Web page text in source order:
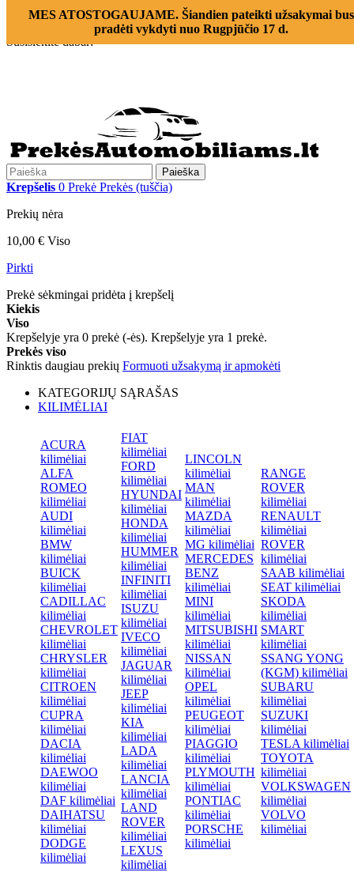
MES ATOSTOGAUJAME. Šiandien pateikti užsakymai bus
pradėti vykdyti nuo Rugpjūčio 17 d.
Prisijungti
Susisiekite su mumis
Susisiekite dabar:+370 655 12221
Paieška
Krepšelis 0 Prekė Prekės (tuščia)
Prekių nėra
10,00 € Viso
Pirkti
Prekė sėkmingai pridėta į krepšelį
Kiekis
Viso
Krepšelyje yra 0 prekė (-ės). Krepšelyje yra 1 prekė.
Prekės viso
Rinktis daugiau prekių Formuoti užsakymą ir apmokėti
KATEGORIJŲ SĄRAŠAS
KILIMĖLIAI
ACURA
kilimėliai
ALFA
ROMEO
kilimėliai
AUDI
kilimėliai
BMW
kilimėliai
BUICK
kilimėliai
CADILLAC
kilimėliai
CHEVROLET
kilimėliai
CHRYSLER
kilimėliai
CITROEN
kilimėliai
CUPRA
kilimėliai
DACIA
kilimėliai
DAEWOO
kilimėliai
DAF kilimėliai
DAIHATSU
kilimėliai
DODGE
kilimėliai
FIAT
kilimėliai
FORD
kilimėliai
HYUNDAI
kilimėliai
HONDA
kilimėliai
HUMMER
kilimėliai
INFINITI
kilimėliai
ISUZU
kilimėliai
IVECO
kilimėliai
JAGUAR
kilimėliai
JEEP
kilimėliai
KIA
kilimėliai
LADA
kilimėliai
LANCIA
kilimėliai
LAND
ROVER
kilimėliai
LEXUS
kilimėliai
LINCOLN
kilimėliai
MAN
kilimėliai
MAZDA
kilimėliai
MG kilimėliai
MERCEDES
BENZ
kilimėliai
MINI
kilimėliai
MITSUBISHI
kilimėliai
NISSAN
kilimėliai
OPEL
kilimėliai
PEUGEOT
kilimėliai
PIAGGIO
kilimėliai
PLYMOUTH
kilimėliai
PONTIAC
kilimėliai
PORSCHE
kilimėliai
RANGE
ROVER
kilimėliai
RENAULT
kilimėliai
ROVER
kilimėliai
SAAB kilimėliai
SEAT kilimėliai
SKODA
kilimėliai
SMART
kilimėliai
SSANG YONG
(KGM) kilimėliai
SUBARU
kilimėliai
SUZUKI
kilimėliai
TESLA kilimėliai
TOYOTA
kilimėliai
VOLKSWAGEN
kilimėliai
VOLVO
kilimėliai